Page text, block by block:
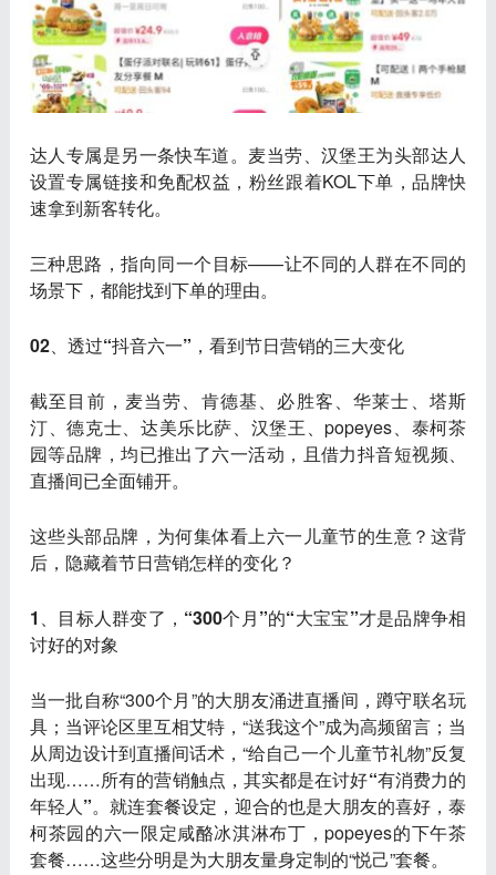
达人专属是另一条快车道。麦当劳、汉堡王为头部达人
设置专属链接和免配权益，粉丝跟着KOL下单，品牌快
速拿到新客转化。
三种思路，指向同一个目标——让不同的人群在不同的
场景下，都能找到下单的理由。
02、透过“抖音六一”，看到节日营销的三大变化
截至目前，麦当劳、肯德基、必胜客、华莱士、塔斯
汀、德克士、达美乐比萨、汉堡王、popeyes、泰柯茶
园等品牌，均已推出了六一活动，且借力抖音短视频、
直播间已全面铺开。
这些头部品牌，为何集体看上六一儿童节的生意？这背
后，隐藏着节日营销怎样的变化？
1、目标人群变了，“300个月”的“大宝宝”才是品牌争相
讨好的对象
当一批自称“300个月”的大朋友涌进直播间，蹲守联名玩
具；当评论区里互相艾特，“送我这个”成为高频留言；当
从周边设计到直播间话术，“给自己一个儿童节礼物”反复
出现……所有的营销触点，其实都是在讨好“有消费力的
年轻人”。就连套餐设定，迎合的也是大朋友的喜好，泰
柯茶园的六一限定咸酪冰淇淋布丁，popeyes的下午茶
套餐……这些分明是为大朋友量身定制的“悦己”套餐。